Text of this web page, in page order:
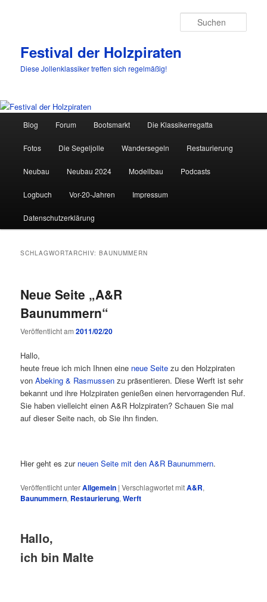
Festival der Holzpiraten
Diese Jollenklassiker treffen sich regelmäßig!
Zum
primären
Inhalt
springen
Zum
sekundären
Inhalt
springen
Blog Forum Bootsmarkt Die Klassikerregatta
Fotos Die Segeljolle Wandersegeln Restaurierung
Neubau Neubau 2024 Modellbau Podcasts
Logbuch Vor-20-Jahren Impressum
Datenschutzerklärung
SCHLAGWORTARCHIV:BAUNUMMERN
Neue Seite „A&R
Baunummern“
Veröffentlicht am2011/02/20
Hallo,
heute freue ich mich Ihnen eine neue Seite zu den Holzpiraten
vonAbeking & Rasmussen zu präsentieren. Diese Werft ist sehr
bekannt und ihre Holzpiraten genießen einen hervorragenden Ruf.
Sie haben vielleicht einen A&R Holzpiraten? Schauen Sie mal
auf dieser Seite nach, ob Sie ihn finden.
Hier geht es zur neuen Seite mit den A&R Baunummern.
Veröffentlicht unterAllgemein |Verschlagwortet mitA&R,
Baunummern, Restaurierung,Werft
Hallo,
ich bin Malte